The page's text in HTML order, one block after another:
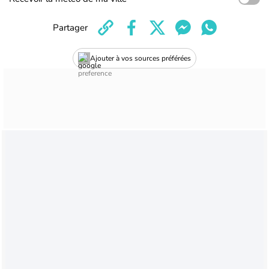
Ajouter à vos sources préférées
Partager